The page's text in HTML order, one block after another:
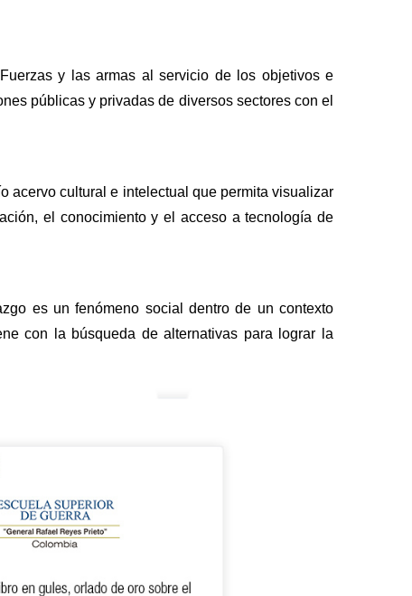
y las armas al servicio de los objetivos e
públicas y privadas de diversos sectores con el
acervo cultural e intelectual que permita visualizar
el conocimiento y el acceso a tecnología de
es un fenómeno social dentro de un contexto
con la búsqueda de alternativas para lograr la